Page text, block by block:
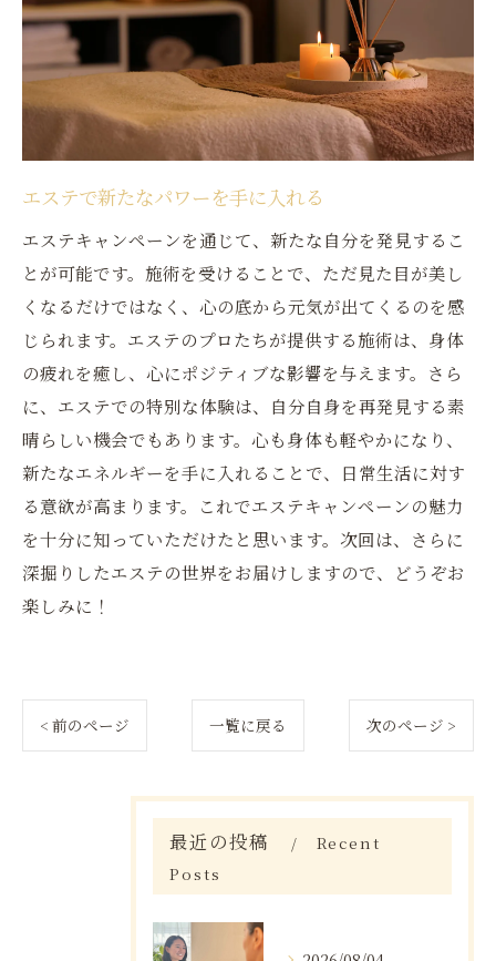
エステで新たなパワーを手に入れる
エステキャンペーンを通じて、新たな自分を発見するこ
とが可能です。施術を受けることで、ただ見た目が美し
くなるだけではなく、心の底から元気が出てくるのを感
じられます。エステのプロたちが提供する施術は、身体
の疲れを癒し、心にポジティブな影響を与えます。さら
に、エステでの特別な体験は、自分自身を再発見する素
晴らしい機会でもあります。心も身体も軽やかになり、
新たなエネルギーを手に入れることで、日常生活に対す
る意欲が高まります。これでエステキャンペーンの魅力
を十分に知っていただけたと思います。次回は、さらに
深掘りしたエステの世界をお届けしますので、どうぞお
楽しみに！
< 前のページ 一覧に戻る 次のページ >
最近の投稿
Recent
Posts